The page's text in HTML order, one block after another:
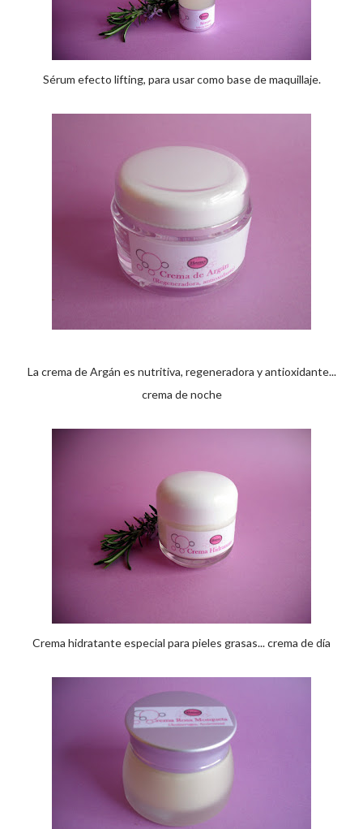
Sérum efecto lifting, para usar como base de maquillaje.
La crema de Argán es nutritiva, regeneradora y antioxidante...
crema de noche
Crema hidratante especial para pieles grasas... crema de día